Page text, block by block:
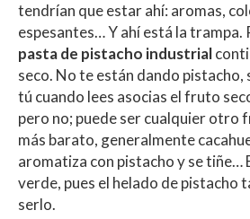
tendrían que estar ahí: aromas,
espesantes… Y ahí está la trampa.
pasta de pistacho industrial
seco. No te están dando
tú cuando lees asocias el fruto
pero no; puede ser cualquier otro
más barato, generalmente
aromatiza con pistacho y se tiñe…
verde, pues el helado de pistacho
serlo.